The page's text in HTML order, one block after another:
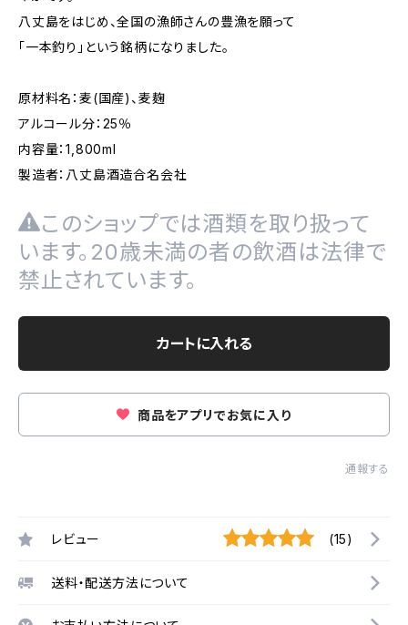
八丈島をはじめ、全国の漁師さんの豊漁を願って
「一本釣り」という銘柄になりました。
原材料名：麦(国産)、麦麹
アルコール分：25％
内容量：1,800ml
製造者：八丈島酒造合名会社
このショップでは酒類を取り扱って
います。20歳未満の者の飲酒は法律で
禁止されています。
カートに入れる
商品をアプリでお気に入り
通報する
レビュー (15)
送料・配送方法について